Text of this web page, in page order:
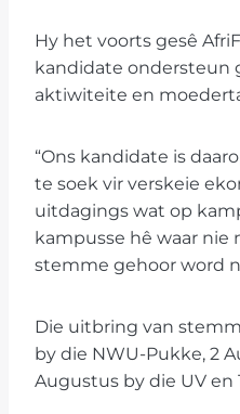
Hy het voorts gesê
kandidate ondersteun
aktiwiteite en
“Ons kandidate is
te soek vir verskeie
uitdagings wat op
kampusse hê waar nie
stemme gehoor word
Die uitbring van
by die NWU-Pukke, 2
Augustus by die UV en